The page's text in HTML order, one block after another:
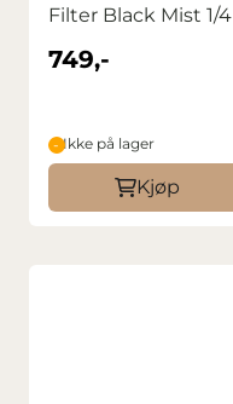
Filter Black Mist 1/4
749,-
Ikke på lager
Kjøp